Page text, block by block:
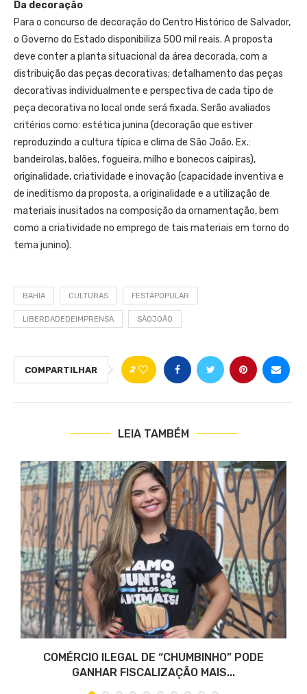
Da decoração
Para o concurso de decoração do Centro Histórico de Salvador,
o Governo do Estado disponibiliza 500 mil reais. A proposta
deve conter a planta situacional da área decorada, com a
distribuição das peças decorativas; detalhamento das peças
decorativas individualmente e perspectiva de cada tipo de
peça decorativa no local onde será fixada. Serão avaliados
critérios como: estética junina (decoração que estiver
reproduzindo a cultura típica e clima de São João. Ex.:
bandeirolas, balões, fogueira, milho e bonecos caipiras),
originalidade, criatividade e inovação (capacidade inventiva e
de ineditismo da proposta, a originalidade e a utilização de
materiais inusitados na composição da ornamentação, bem
como a criatividade no emprego de tais materiais em torno do
tema junino).
BAHIA CULTURAS FESTAPOPULAR
LIBERDADEDEIMPRENSA SÃOJOÃO
COMPARTILHAR 2
LEIA TAMBÉM
COMÉRCIO ILEGAL DE “CHUMBINHO” PODE
GANHAR FISCALIZAÇÃO MAIS...